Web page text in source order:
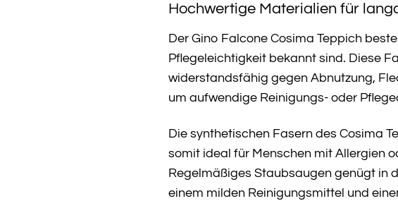
Hochwertige Materialien für
Der Gino Falcone Cosima Teppich
Pflegeleichtigkeit bekannt sind. Diese
widerstandsfähig gegen Abnutzung,
um aufwendige Reinigungs- oder
Die synthetischen Fasern des Cosima
somit ideal für Menschen mit Allergien
Regelmäßiges Staubsaugen genügt in
einem milden Reinigungsmittel und